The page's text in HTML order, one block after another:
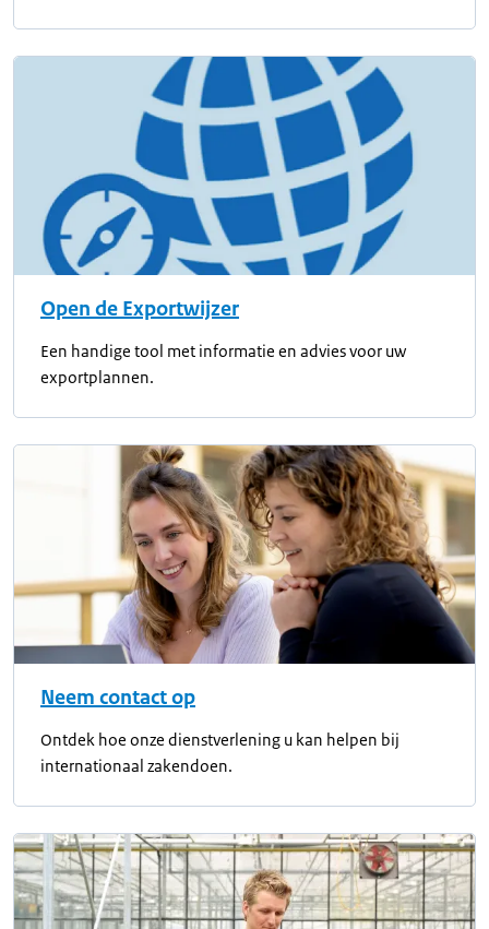
Open de Exportwijzer
Een handige tool met informatie en advies voor uw
exportplannen.
Neem contact op
Ontdek hoe onze dienstverlening u kan helpen bij
internationaal zakendoen.